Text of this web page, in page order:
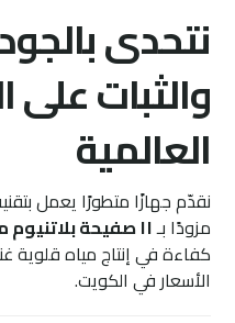
نتحدى
والثبات
العالمية
نقدّم جهازًا متطورًا يعمل
مزودًا بـ١١ صفيحة بلاتنيوم مطلية بالتيتانيوم
كفاءة في إنتاج مياه قلوية
الأسعار في الكويت.